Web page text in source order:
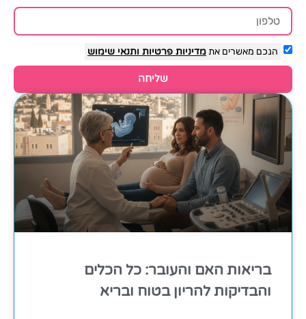
הנכם מאשרים אתמדיניות פרטיות ותנאי שימוש
שליחה
בריאות האם והעובר: כל הכלים
והבדיקות להריון בטוח ובריא